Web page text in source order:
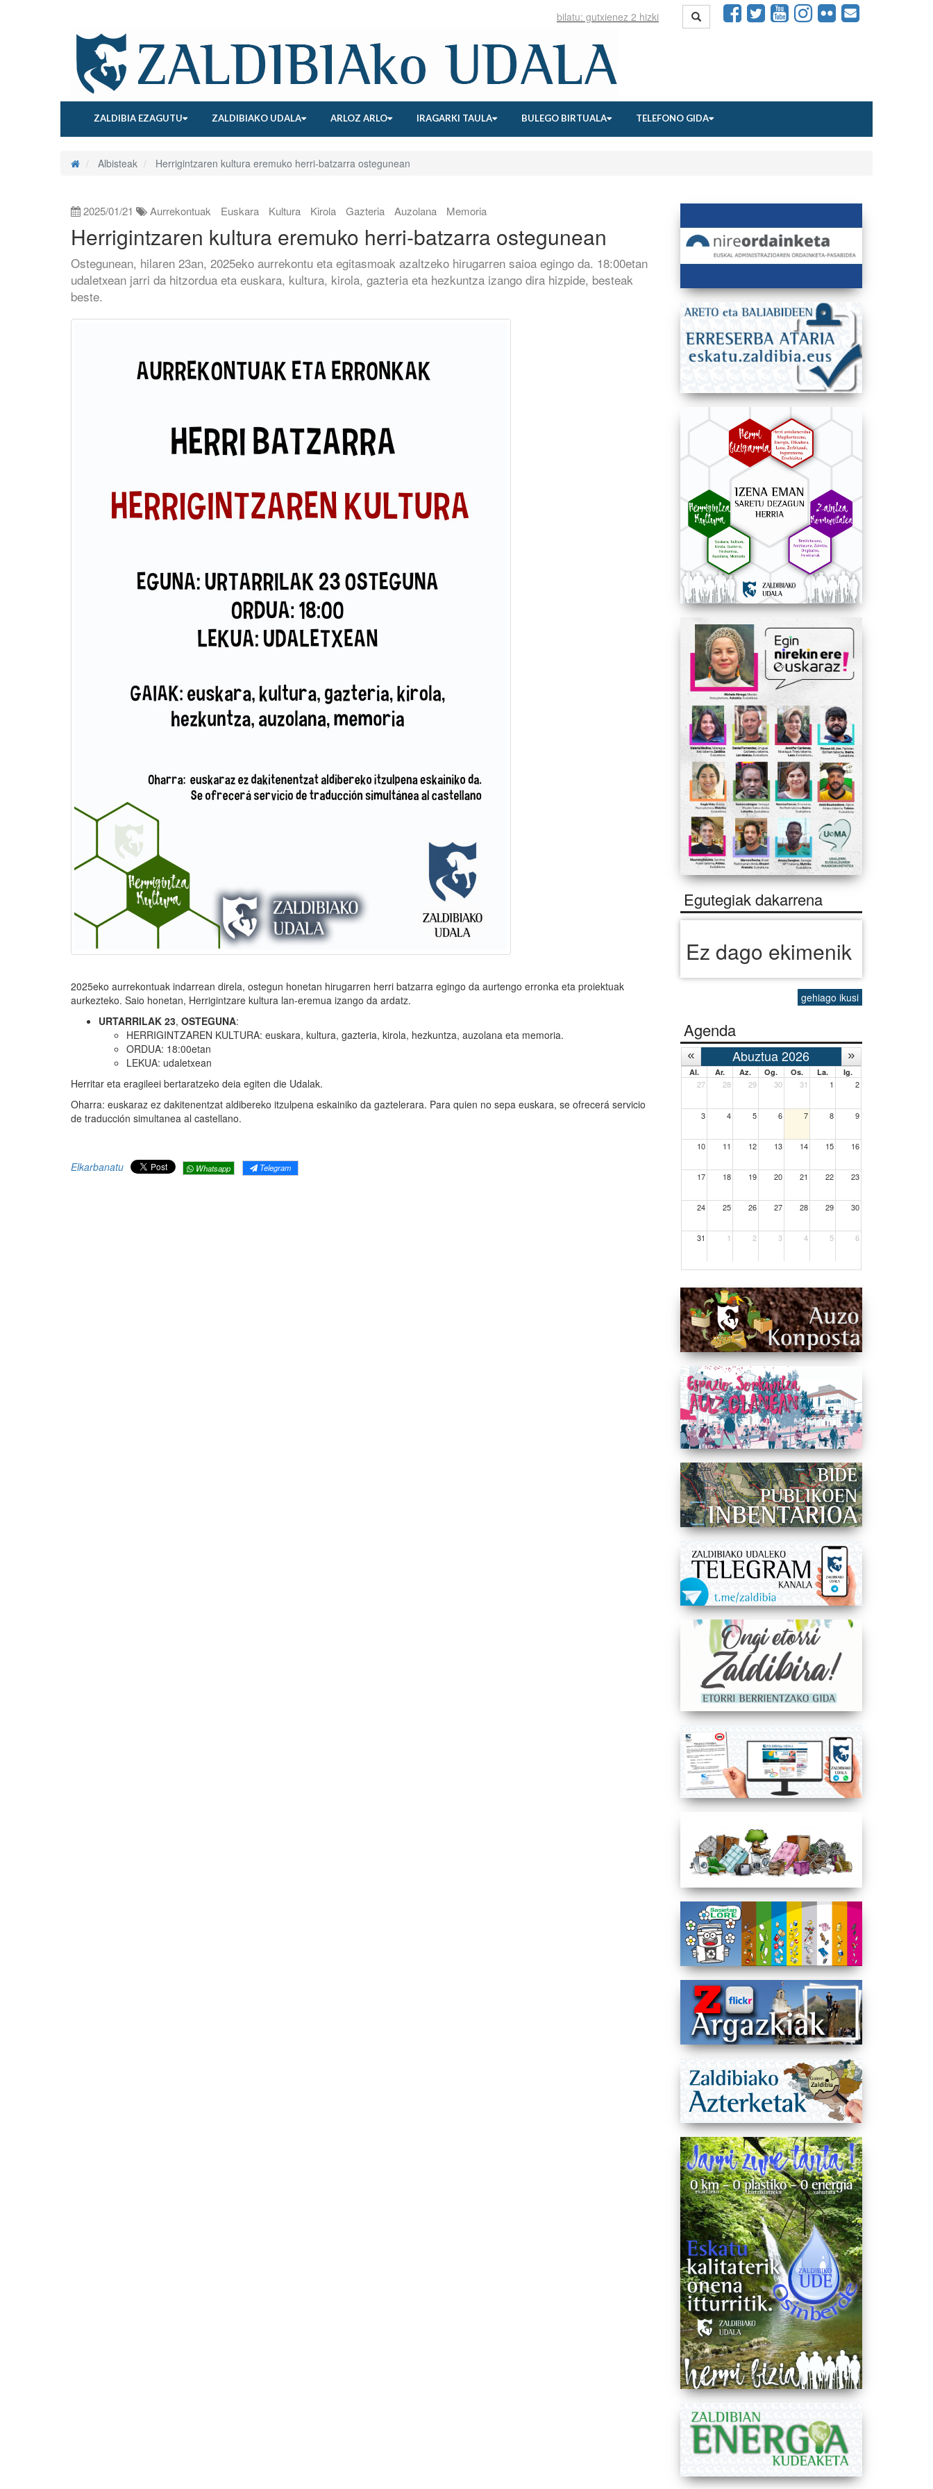
ZALDIBIA EZAGUTU ZALDIBIAKO UDALA ARLOZ ARLO IRAGARKI TAULA BULEGO BIRTUALA TELEFONO GIDA
Albisteak Herrigintzaren kultura eremuko herri-batzarra ostegunean
2025/01/21 Aurrekontuak Euskara Kultura Kirola Gazteria Auzolana Memoria
Herrigintzaren kultura eremuko herri-batzarra ostegunean
Ostegunean, hilaren 23an, 2025eko aurrekontu eta egitasmoak azaltzeko hirugarren saioa egingo da. 18:00etan
udaletxean jarri da hitzordua eta euskara, kultura, kirola, gazteria eta hezkuntza izango dira hizpide, besteak
beste.
2025eko aurrekontuak indarrean direla, ostegun honetan hirugarren herri batzarra egingo da aurtengo erronka eta proiektuak
aurkezteko. Saio honetan, Herrigintzare kultura lan-eremua izango da ardatz.
URTARRILAK 23, OSTEGUNA:
HERRIGINTZAREN KULTURA: euskara, kultura, gazteria, kirola, hezkuntza, auzolana eta memoria.
ORDUA: 18:00etan
LEKUA: udaletxean
Herritar eta eragileei bertaratzeko deia egiten die Udalak.
Oharra: euskaraz ez dakitenentzat aldibereko itzulpena eskainiko da gaztelerara. Para quien no sepa euskara, se ofrecerá servicio
de traducción simultanea al castellano.
Elkarbanatu Whatsapp Telegram
Egutegiak dakarrena
Ez dago ekimenik
gehiago ikusi
Agenda
Abuztua 2026
Al. Ar. Az. Og. Os. La. Ig.
27 28 29 30 31 1 2
3 4 5 6 7 8 9
10 11 12 13 14 15 16
17 18 19 20 21 22 23
24 25 26 27 28 29 30
31 1 2 3 4 5 6